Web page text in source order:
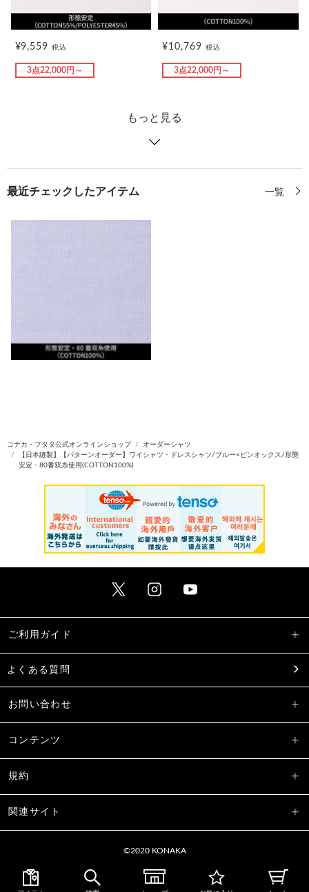
¥9,559税込
3点22,000円～
¥10,769 税込
3点22,000円～
もっと見る
最近チェックしたアイテム 一覧
コナカ・フタタ公式オンラインショップ
オーダーシャツ
【日本縫製】【パターンオーダー】ワイシャツ・ドレスシャツ/ブルー×ピンオックス/形態
安定・80番双糸使用(COTTON100%)
ご利用ガイド
よくある質問
お問い合わせ
コンテンツ
規約
関連サイト
©2020 KONAKA